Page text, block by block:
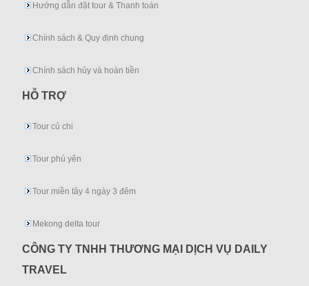
Hướng dẫn đặt tour & Thanh toán
Chính sách & Quy định chung
Chính sách hủy và hoàn tiền
HỖ TRỢ
Tour củ chi
Tour phú yên
Tour miền tây 4 ngày 3 đêm
Mekong delta tour
CÔNG TY TNHH THƯƠNG MẠI DỊCH VỤ DAILY
TRAVEL